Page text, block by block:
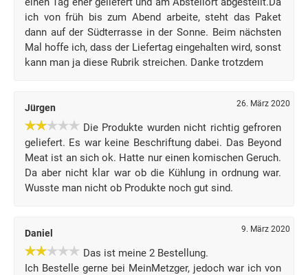
ich von früh bis zum Abend arbeite, steht das Paket
dann auf der Südterrasse in der Sonne. Beim nächsten
Mal hoffe ich, dass der Liefertag eingehalten wird, sonst
kann man ja diese Rubrik streichen. Danke trotzdem
Jürgen 26. März 2020
Die Produkte wurden nicht richtig gefroren
geliefert. Es war keine Beschriftung dabei. Das Beyond
Meat ist an sich ok. Hatte nur einen komischen Geruch.
Da aber nicht klar war ob die Kühlung in ordnung war.
Wusste man nicht ob Produkte noch gut sind.
Daniel 9. März 2020
Das ist meine 2 Bestellung.
Ich Bestelle gerne bei MeinMetzger, jedoch war ich von